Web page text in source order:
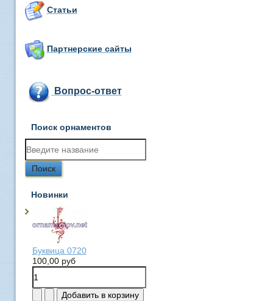
Статьи
Партнерские сайты
Вопрос-ответ
Поиск орнаментов
Новинки
Буквица 0720
100,00 руб